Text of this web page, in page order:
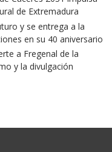
de Extremadura
y se entrega a la
en su 40 aniversario
a Fregenal de la
y la divulgación